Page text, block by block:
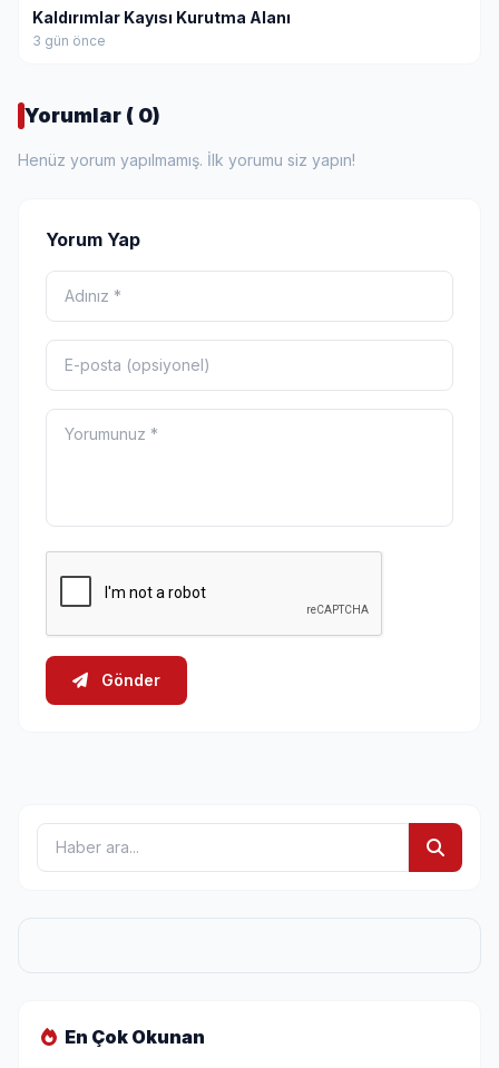
Kaldırımlar Kayısı Kurutma Alanı
3 gün önce
Yorumlar ( 0)
Henüz yorum yapılmamış. İlk yorumu siz yapın!
Yorum Yap
Gönder
En Çok Okunan